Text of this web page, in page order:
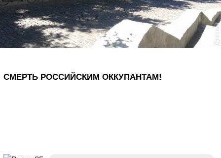
СМЕРТЬ РОССИЙСКИМ ОККУПАНТАМ!